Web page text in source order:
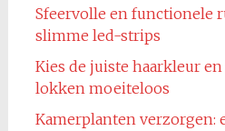
Sfeervolle en functionele
slimme led-strips
Kies de juiste haarkleur
lokken moeiteloos
Kamerplanten verzorgen: